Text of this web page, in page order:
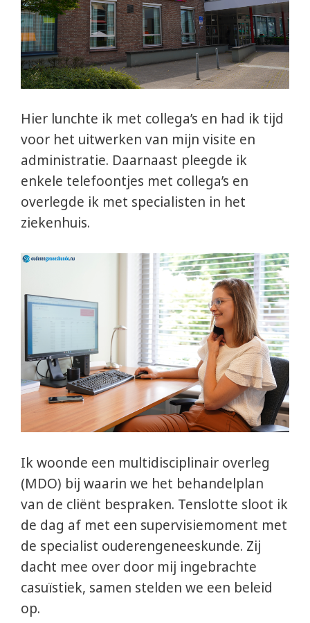
Hier lunchte ik met collega’s en had ik tijd
voor het uitwerken van mijn visite en
administratie. Daarnaast pleegde ik
enkele telefoontjes met collega’s en
overlegde ik met specialisten in het
ziekenhuis.
Ik woonde een multidisciplinair overleg
(MDO) bij waarin we het behandelplan
van de cliënt bespraken. Tenslotte sloot ik
de dag af met een supervisiemoment met
de specialist ouderengeneeskunde. Zij
dacht mee over door mij ingebrachte
casuïstiek, samen stelden we een beleid
op.